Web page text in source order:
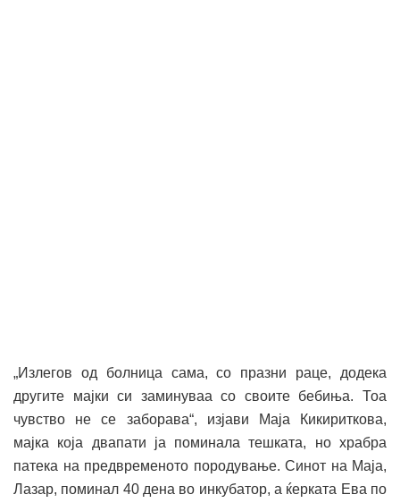
„Излегов од болница сама, со празни раце, додека
другите мајки си заминуваа со своите бебиња. Тоа
чувство не се заборава“, изјави Маја Кикириткова,
мајка која двапати ја поминала тешката, но храбра
патека на предвременото породување. Синот на Маја,
Лазар, поминал 40 дена во инкубатор, а ќерката Ева по